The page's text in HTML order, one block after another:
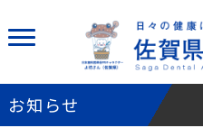
お知らせ